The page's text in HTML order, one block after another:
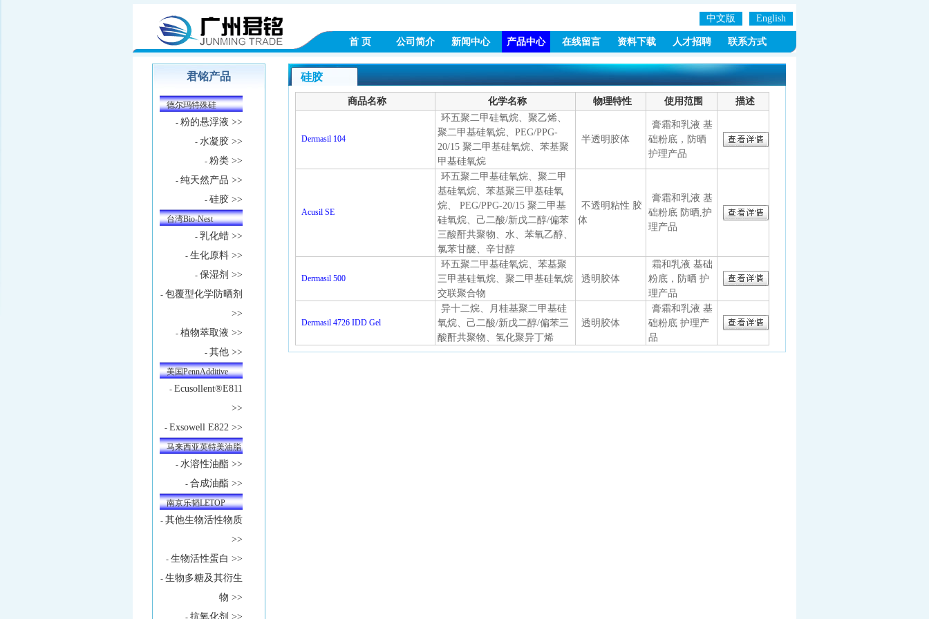
English
中文版
首 页 公司简介 新闻中心 产品中心 在线留言 资料下载 人才招聘 联系方式
君铭产品
德尔玛特殊硅
- 粉的悬浮液 >>
- 水凝胶 >>
- 粉类 >>
- 纯天然产品 >>
- 硅胶 >>
台湾Bio-Nest
- 乳化蜡 >>
- 生化原料 >>
- 保湿剂 >>
- 包覆型化学防晒剂
>>
- 植物萃取液 >>
- 其他 >>
美国PennAdditive
- Ecusollent®E811
>>
- Exsowell E822 >>
马来西亚英特美油脂
- 水溶性油酯 >>
- 合成油酯 >>
南京乐韬LETOP
- 其他生物活性物质
>>
- 生物活性蛋白 >>
- 生物多糖及其衍生
物 >>
- 抗氧化剂 >>
硅胶
商品名称 化学名称 物理特性 使用范围 描述
Dermasil 104
环五聚二甲硅氧烷、聚乙烯、
聚二甲基硅氧烷、PEG/PPG-
20/15 聚二甲基硅氧烷、苯基聚
甲基硅氧烷
半透明胶体
膏霜和乳液 基
础粉底，防晒
护理产品
Acusil SE
环五聚二甲基硅氧烷、聚二甲
基硅氧烷、苯基聚三甲基硅氧
烷、 PEG/PPG-20/15 聚二甲基
硅氧烷、己二酸/新戊二醇/偏苯
三酸酐共聚物、水、苯氧乙醇、
氯苯甘醚、辛甘醇
不透明粘性 胶
体
膏霜和乳液 基
础粉底 防晒,护
理产品
Dermasil 500
环五聚二甲基硅氧烷、苯基聚
三甲基硅氧烷、聚二甲基硅氧烷
交联聚合物
透明胶体
霜和乳液 基础
粉底，防晒 护
理产品
Dermasil 4726 IDD Gel
异十二烷、月桂基聚二甲基硅
氧烷、己二酸/新戊二醇/偏苯三
酸酐共聚物、氢化聚异丁烯
透明胶体
膏霜和乳液 基
础粉底 护理产
品